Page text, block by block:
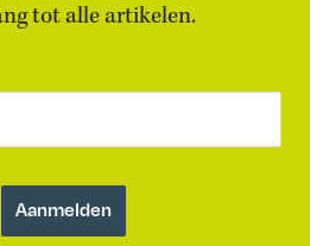
tot alle artikelen.